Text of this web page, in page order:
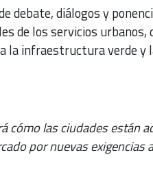
debate, diálogos y
de los servicios urbanos,
la infraestructura verde y
cómo las ciudades están
por nuevas exigencias